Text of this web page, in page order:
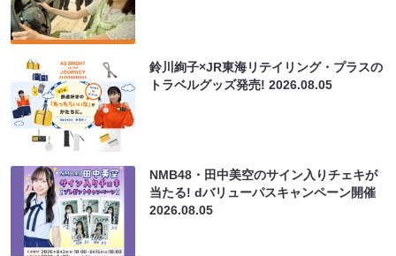
鈴川絢子×JR東海リテイリング・プラスの
トラベルグッズ発売!2026.08.05
NMB48・田中美空のサイン入りチェキが
当たる! dバリューパスキャンペーン開催
2026.08.05